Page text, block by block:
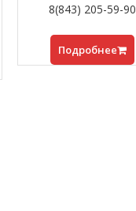
8(843) 205-59-90
Подробнее